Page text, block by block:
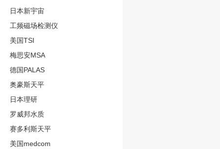
日本新宇宙
工频磁场检测仪
美国TSI
梅思安MSA
德国PALAS
奥豪斯天平
日本理研
罗威邦水质
赛多利斯天平
美国medcom